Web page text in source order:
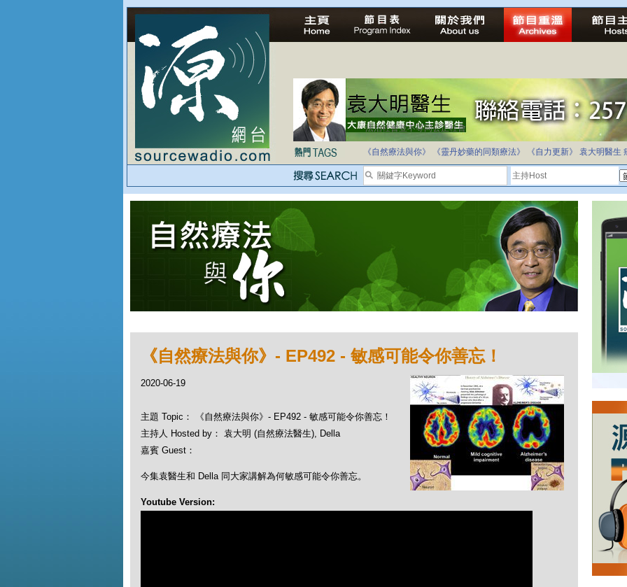
法治社會並不等同公正社會
自家教育合法化-推動多元化教育，全民學卷制
《自然療法與你》
《靈丹妙藥的同類療法》 《自力更新》 袁大明醫生
《自然療法與你》- EP492 - 敏感可能令你善忘！
2020-06-19
主題 Topic： 《自然療法與你》- EP492 - 敏感可能令你善忘！
主持人 Hosted by： 袁大明 (自然療法醫生), Della
嘉賓 Guest：
今集袁醫生和 Della 同大家講解為何敏感可能令你善忘。
Youtube Version: